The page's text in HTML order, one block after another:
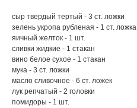
сыр твердый тертый - 3 ст. ложки
зелень укропа рубленая - 1 ст. ложка
яичный желток - 1 шт.
сливки жидкие - 1 стакан
вино белое сухое - 1 стакан
мука - 3 ст. ложки
масло сливочное - 6 ст. ложек
лук репчатый - 2 головки
помидоры - 1 шт.